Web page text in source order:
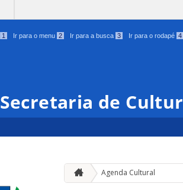
1 Ir para o menu 2 Ir para a busca 3 Ir para o rodapé 4
Secretaria de
Agenda Cultural